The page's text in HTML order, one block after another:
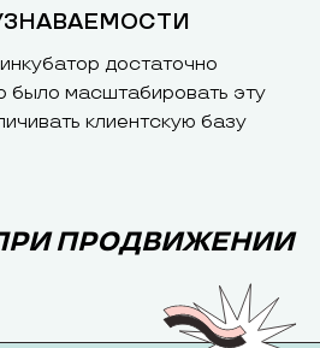
достаточно
было масштабировать эту
клиентскую базу
ПРОДВИЖЕНИИ